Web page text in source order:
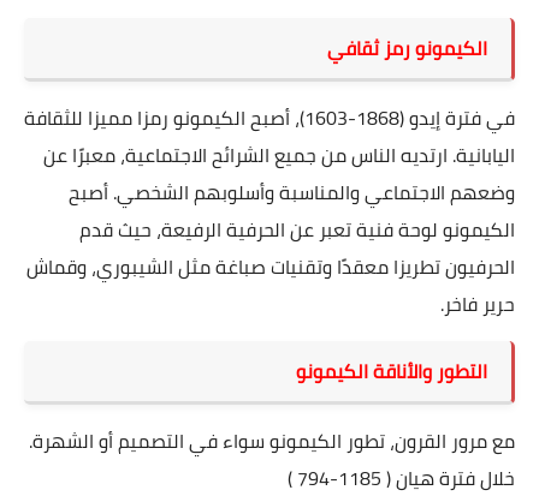
الكيمونو رمز ثقافي
في فترة إيدو (1868-1603)، أصبح الكيمونو رمزا مميزا للثقافة
اليابانية. ارتديه الناس من جميع الشرائح الاجتماعية، معبرًا عن
وضعهم الاجتماعي والمناسبة وأسلوبهم الشخصي. أصبح
الكيمونو لوحة فنية تعبر عن الحرفية الرفيعة، حيث قدم
الحرفيون تطريزا معقدًا وتقنيات صباغة مثل الشيبوري، وقماش
حرير فاخر.
التطور والأناقة الكيمونو
مع مرور القرون، تطور الكيمونو سواء في التصميم أو الشهرة.
خلال فترة هيان ( 1185-794 )